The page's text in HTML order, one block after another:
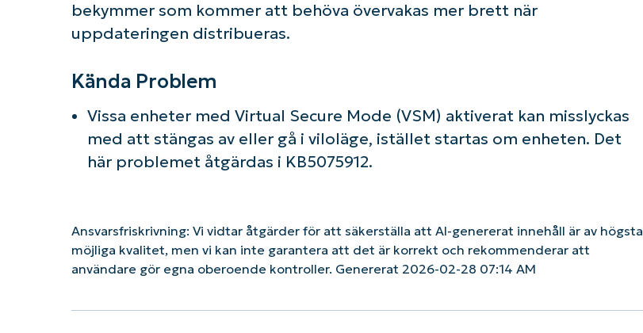
bekymmer som kommer att behöva övervakas mer brett när
uppdateringen distribueras.
Kända Problem
Vissa enheter med Virtual Secure Mode (VSM) aktiverat kan misslyckas
med att stängas av eller gå i viloläge, istället startas om enheten. Det
här problemet åtgärdas i KB5075912.
Ansvarsfriskrivning: Vi vidtar åtgärder för att säkerställa att AI-genererat innehåll är av högsta
möjliga kvalitet, men vi kan inte garantera att det är korrekt och rekommenderar att
användare gör egna oberoende kontroller. Genererat 2026-02-28 07:14 AM